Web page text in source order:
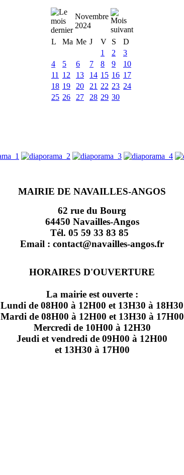
Novembre
2024
L
Ma Me J V S
D
1
2
3
4
5 6 7 8 9
10
11
12 13 14 15 16 17
18 19 20 21 22 23 24
25 26 27 28 29 30
MAIRIE DE NAVAILLES-ANGOS
62 rue du Bourg
64450 Navailles-Angos
Tél. 05 59 33 83 85
Email : contact@navailles-angos.fr
HORAIRES D'OUVERTURE
La mairie est ouverte :
Lundi de 08H00 à 12H00 et 13H30 à 18H30
Mardi de 08H00 à 12H00 et 13H30 à 17H00
Mercredi de 10H00 à 12H30
Jeudi et vendredi de 09H00 à 12H00
et 13H30 à 17H00